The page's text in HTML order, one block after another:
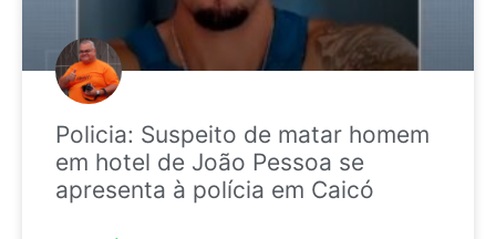
Policia: Suspeito de matar homem
em hotel de João Pessoa se
apresenta à polícia em Caicó